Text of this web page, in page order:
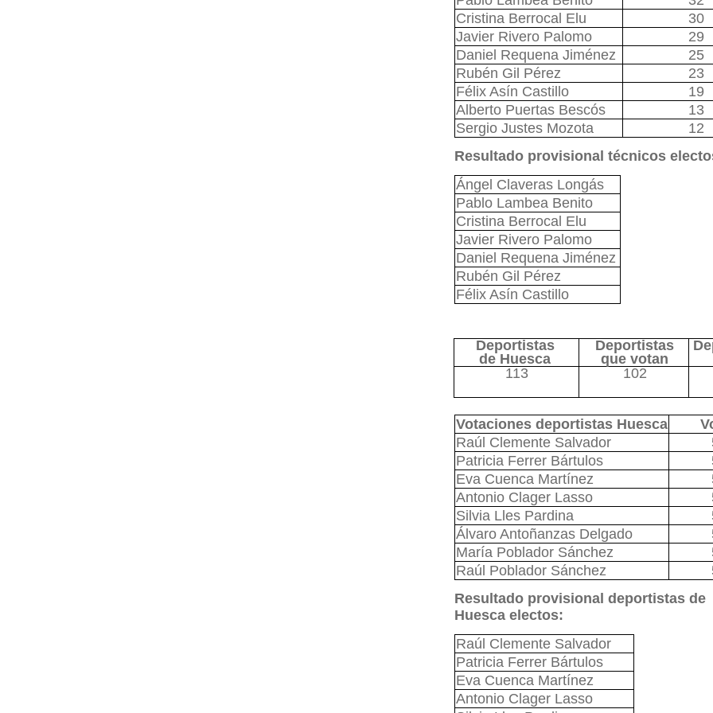
Cristina Berrocal Elu
30
Javier Rivero Palomo
29
Daniel Requena Jiménez
25
Rubén Gil Pérez
23
Félix Asín Castillo
19
Alberto Puertas Bescós
13
Sergio Justes Mozota
12
Resultado provisional técnicos
Ángel Claveras Longás
Pablo Lambea Benito
Cristina Berrocal Elu
Javier Rivero Palomo
Daniel Requena Jiménez
Rubén Gil Pérez
Félix Asín Castillo
Deportistas
de Huesca
Deportistas
que votan
113
102
Votaciones deportistas Huesca
Raúl Clemente Salvador
Patricia Ferrer Bártulos
Eva Cuenca Martínez
Antonio Clager Lasso
Silvia Lles Pardina
Álvaro Antoñanzas Delgado
María Poblador Sánchez
Raúl Poblador Sánchez
Resultado provisional deportistas de
Huesca electos:
Raúl Clemente Salvador
Patricia Ferrer Bártulos
Eva Cuenca Martínez
Antonio Clager Lasso